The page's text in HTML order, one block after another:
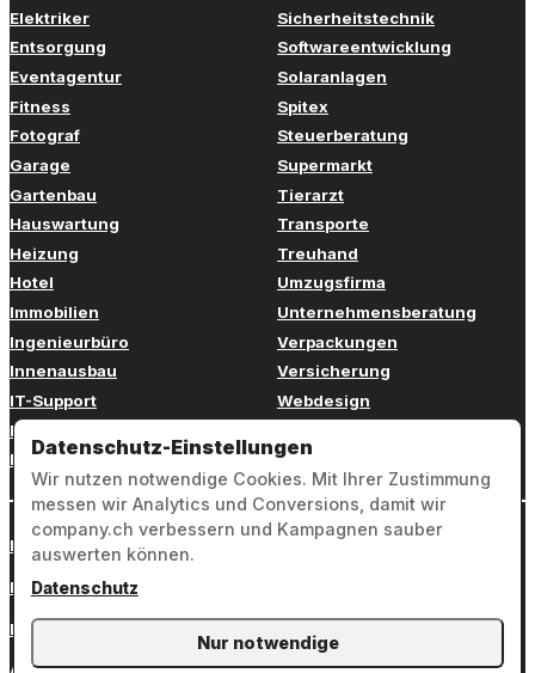
Elektriker
Entsorgung
Eventagentur
Fitness
Fotograf
Garage
Gartenbau
Hauswartung
Heizung
Hotel
Immobilien
Ingenieurbüro
Innenausbau
IT-Support
Kinderbetreuung
Kosmetik
Sicherheitstechnik
Softwareentwicklung
Solaranlagen
Spitex
Steuerberatung
Supermarkt
Tierarzt
Transporte
Treuhand
Umzugsfirma
Unternehmensberatung
Verpackungen
Versicherung
Webdesign
Zahnarzt
Login
Impressum
Datenschutz
Datenschutz-Einstellungen
Wir nutzen notwendige Cookies. Mit Ihrer Zustimmung
messen wir Analytics und Conversions, damit wir
company.ch verbessern und Kampagnen sauber
auswerten können.
Datenschutz
Nur notwendige